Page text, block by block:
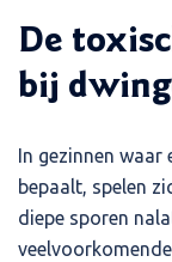
De
bij
In gezinnen waar
bepaalt, spelen
diepe sporen